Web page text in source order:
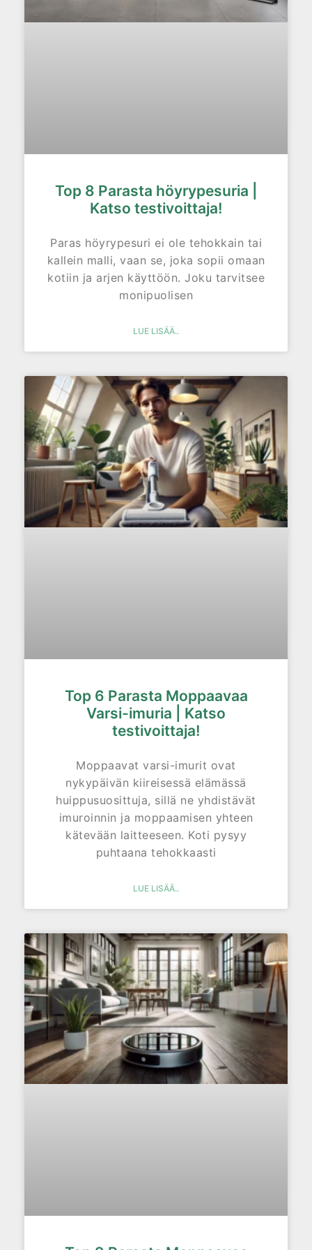
Top 8 Parasta höyrypesuria |
Katso testivoittaja!
Paras höyrypesuri ei ole tehokkain tai
kallein malli, vaan se, joka sopii omaan
kotiin ja arjen käyttöön. Joku tarvitsee
monipuolisen
LUE LISÄÄ..
Top 6 Parasta Moppaavaa
Varsi-imuria | Katso
testivoittaja!
Moppaavat varsi-imurit ovat
nykypäivän kiireisessä elämässä
huippusuosittuja, sillä ne yhdistävät
imuroinnin ja moppaamisen yhteen
kätevään laitteeseen. Koti pysyy
puhtaana tehokkaasti
LUE LISÄÄ..